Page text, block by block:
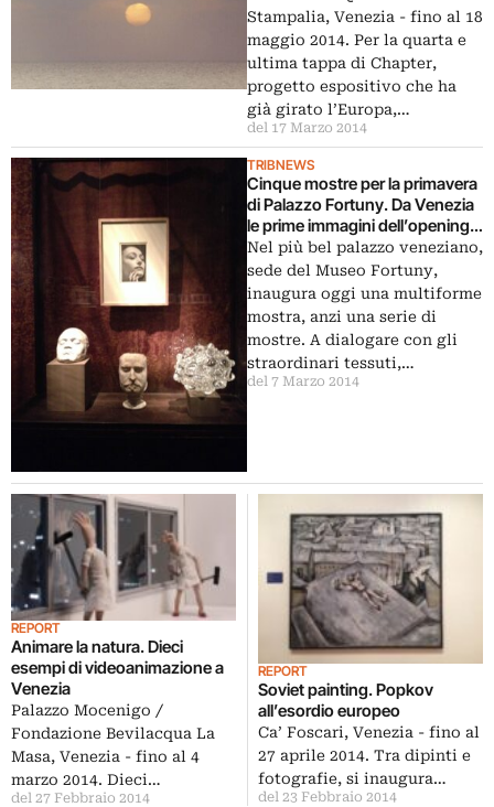
Stampalia, Venezia - fino al 18
maggio 2014. Per la quarta e
ultima tappa di Chapter,
progetto espositivo che ha
già girato l’Europa,…
del 17 Marzo 2014
TRIBNEWS
Cinque mostre per la primavera
di Palazzo Fortuny. Da Venezia
le prime immagini dell’opening,
da Ritsue Mishima a Dora Maar.
Nonostante Picasso….
Nel più bel palazzo veneziano,
sede del Museo Fortuny,
inaugura oggi una multiforme
mostra, anzi una serie di
mostre. A dialogare con gli
straordinari tessuti,…
del 7 Marzo 2014
REPORT
Animare la natura. Dieci
esempi di videoanimazione a
Venezia
Palazzo Mocenigo /
Fondazione Bevilacqua La
Masa, Venezia - fino al 4
marzo 2014. Dieci…
del 27 Febbraio 2014
REPORT
Soviet painting. Popkov
all’esordio europeo
Ca’ Foscari, Venezia - fino al
27 aprile 2014. Tra dipinti e
fotografie, si inaugura…
del 23 Febbraio 2014